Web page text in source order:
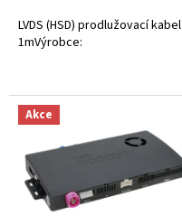
LVDS (HSD) prodlužovací kabel
1mVýrobce:
Akce